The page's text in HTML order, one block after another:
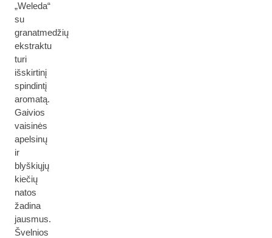
„Weleda“
su
granatmedžių
ekstraktu
turi
išskirtinį
spindintį
aromatą.
Gaivios
vaisinės
apelsinų
ir
blyškiųjų
kiečių
natos
žadina
jausmus.
Švelnios